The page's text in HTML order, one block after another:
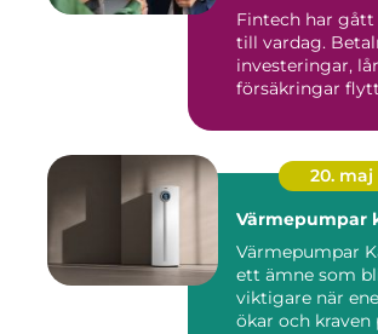
Fintech har gått
till vardag.
investeringar,
försäkringar
20. maj
Värmepumpar
Värmepumpar
ett ämne som
viktigare när
ökar och kraven